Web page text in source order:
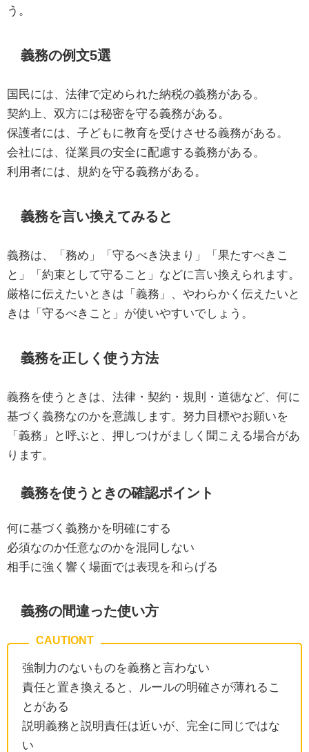
う。
義務の例文5選
国民には、法律で定められた納税の義務がある。
契約上、双方には秘密を守る義務がある。
保護者には、子どもに教育を受けさせる義務がある。
会社には、従業員の安全に配慮する義務がある。
利用者には、規約を守る義務がある。
義務を言い換えてみると
義務は、「務め」「守るべき決まり」「果たすべきこ
と」「約束として守ること」などに言い換えられます。
厳格に伝えたいときは「義務」、やわらかく伝えたいと
きは「守るべきこと」が使いやすいでしょう。
義務を正しく使う方法
義務を使うときは、法律・契約・規則・道徳など、何に
基づく義務なのかを意識します。努力目標やお願いを
「義務」と呼ぶと、押しつけがましく聞こえる場合があ
ります。
義務を使うときの確認ポイント
何に基づく義務かを明確にする
必須なのか任意なのかを混同しない
相手に強く響く場面では表現を和らげる
義務の間違った使い方
強制力のないものを義務と言わない
責任と置き換えると、ルールの明確さが薄れるこ
とがある
説明義務と説明責任は近いが、完全に同じではな
い